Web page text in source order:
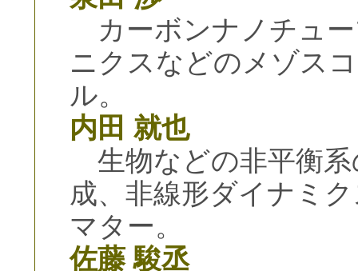
カーボンナノチュ
ニクスなどのメゾス
ル。
内田 就也
生物などの非平衡系
成、非線形ダイナミ
マター。
佐藤 駿丞